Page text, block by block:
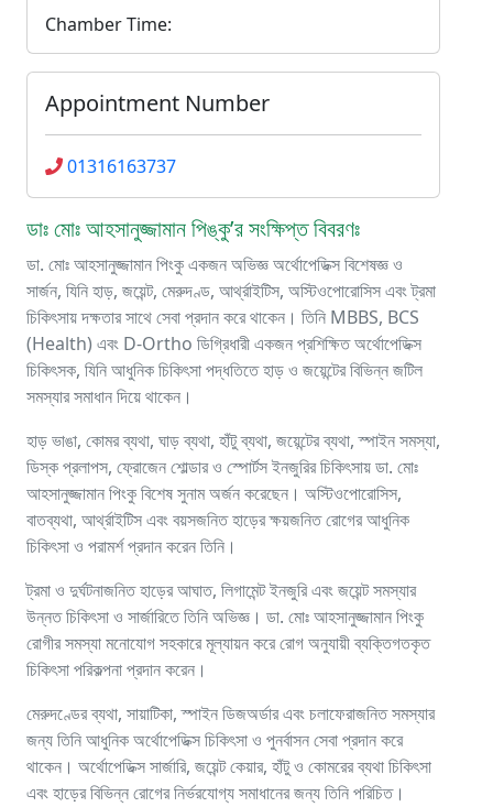
Chamber Time:
Appointment Number
01316163737
ডাঃ মোঃ আহসানুজ্জামান পিঙ্কু’র সংক্ষিপ্ত বিবরণঃ
ডা. মোঃ আহসানুজ্জামান পিংকু একজন অভিজ্ঞ অর্থোপেডিক্স বিশেষজ্ঞ ও
সার্জন, যিনি হাড়, জয়েন্ট, মেরুদণ্ড, আর্থ্রাইটিস, অস্টিওপোরোসিস এবং ট্রমা
চিকিৎসায় দক্ষতার সাথে সেবা প্রদান করে থাকেন। তিনি MBBS, BCS
(Health) এবং D-Ortho ডিগ্রিধারী একজন প্রশিক্ষিত অর্থোপেডিক্স
চিকিৎসক, যিনি আধুনিক চিকিৎসা পদ্ধতিতে হাড় ও জয়েন্টের বিভিন্ন জটিল
সমস্যার সমাধান দিয়ে থাকেন।
হাড় ভাঙা, কোমর ব্যথা, ঘাড় ব্যথা, হাঁটু ব্যথা, জয়েন্টের ব্যথা, স্পাইন সমস্যা,
ডিস্ক প্রলাপস, ফ্রোজেন শোল্ডার ও স্পোর্টস ইনজুরির চিকিৎসায় ডা. মোঃ
আহসানুজ্জামান পিংকু বিশেষ সুনাম অর্জন করেছেন। অস্টিওপোরোসিস,
বাতব্যথা, আর্থ্রাইটিস এবং বয়সজনিত হাড়ের ক্ষয়জনিত রোগের আধুনিক
চিকিৎসা ও পরামর্শ প্রদান করেন তিনি।
ট্রমা ও দুর্ঘটনাজনিত হাড়ের আঘাত, লিগামেন্ট ইনজুরি এবং জয়েন্ট সমস্যার
উন্নত চিকিৎসা ও সার্জারিতে তিনি অভিজ্ঞ। ডা. মোঃ আহসানুজ্জামান পিংকু
রোগীর সমস্যা মনোযোগ সহকারে মূল্যায়ন করে রোগ অনুযায়ী ব্যক্তিগতকৃত
চিকিৎসা পরিকল্পনা প্রদান করেন।
মেরুদণ্ডের ব্যথা, সায়াটিকা, স্পাইন ডিজঅর্ডার এবং চলাফেরাজনিত সমস্যার
জন্য তিনি আধুনিক অর্থোপেডিক্স চিকিৎসা ও পুনর্বাসন সেবা প্রদান করে
থাকেন। অর্থোপেডিক্স সার্জারি, জয়েন্ট কেয়ার, হাঁটু ও কোমরের ব্যথা চিকিৎসা
এবং হাড়ের বিভিন্ন রোগের নির্ভরযোগ্য সমাধানের জন্য তিনি পরিচিত।